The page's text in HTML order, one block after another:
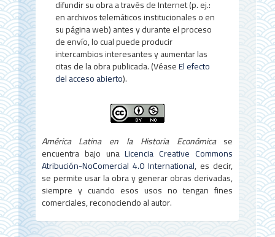
í
c
u
l
o
difundir su obra a través de Internet (p. ej.:
en archivos telemáticos institucionales o en
su página web) antes y durante el proceso
de envío, lo cual puede producir
intercambios interesantes y aumentar las
citas de la obra publicada. (VéaseEl efecto
del acceso abierto).
América Latina en la Historia Económicase
encuentra bajo unaLicencia Creative Commons
Atribución-NoComercial 4.0 International, es decir,
se permite usar la obra y generar obras derivadas,
siempre y cuando esos usos no tengan fines
comerciales, reconociendo al autor.